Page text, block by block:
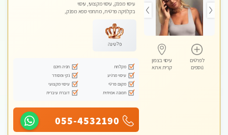
לפרטים
נוספים
עיסוי בצפון
קרית אתא
עיסוי מפנק, עיסוי מקצועי, עיסוי
בקלניקה פרטית, מתחמי ספא מפנק,
טנטרה, עיסוי מגבר לגבר, עיסוי מגבר
לאישה
פלטינה
מקלחת
חניה חינם
עיסוי מרגיע
נקי ומסודר
מקום פרטי
עיסוי מקצועי
תמונה אמיתית
דוברת עיברית
055-4532190